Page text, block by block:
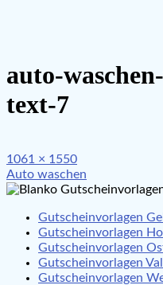
auto-
text-7
Full
size
1061 × 1550
Beitragsnavigation
Auto waschen
Gutscheinvorlagen
Gutscheinvorlagen
Gutscheinvorlagen
Gutscheinvorlagen
Gutscheinvorlagen